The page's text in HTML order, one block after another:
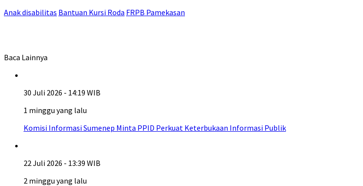
Anak disabilitas Bantuan Kursi Roda FRPB Pamekasan
Baca Lainnya
30 Juli 2026 - 14:19 WIB
1 minggu yang lalu
Komisi Informasi Sumenep Minta PPID Perkuat Keterbukaan Informasi Publik
22 Juli 2026 - 13:39 WIB
2 minggu yang lalu